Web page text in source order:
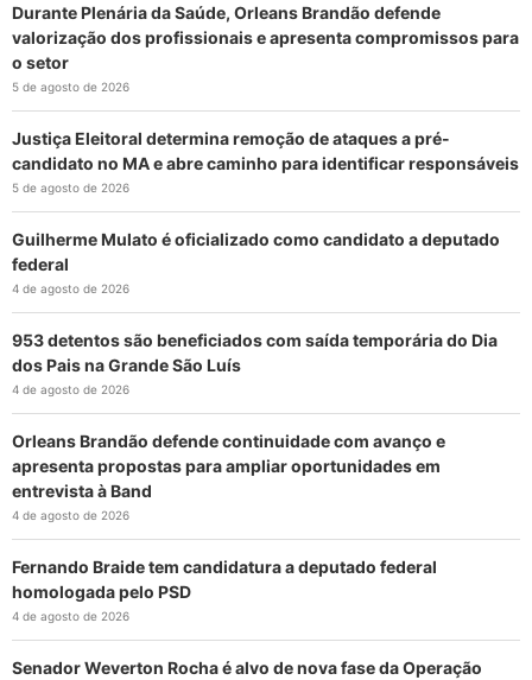
Durante Plenária da Saúde, Orleans Brandão defende
valorização dos profissionais e apresenta compromissos para
o setor
5 de agosto de 2026
Justiça Eleitoral determina remoção de ataques a pré-
candidato no MA e abre caminho para identificar responsáveis
5 de agosto de 2026
Guilherme Mulato é oficializado como candidato a deputado
federal
4 de agosto de 2026
953 detentos são beneficiados com saída temporária do Dia
dos Pais na Grande São Luís
4 de agosto de 2026
Orleans Brandão defende continuidade com avanço e
apresenta propostas para ampliar oportunidades em
entrevista à Band
4 de agosto de 2026
Fernando Braide tem candidatura a deputado federal
homologada pelo PSD
4 de agosto de 2026
Senador Weverton Rocha é alvo de nova fase da Operação